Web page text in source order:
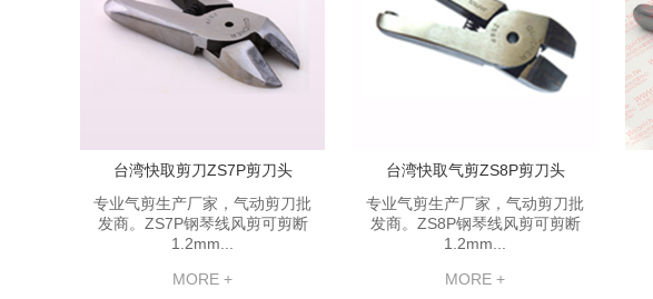
台湾快取剪刀ZS7P剪刀头
专业气剪生产厂家，气动剪刀批
发商。ZS7P钢琴线风剪可剪断
1.2mm...
MORE +
台湾快取气剪ZS8P剪刀头
专业气剪生产厂家，气动剪刀批
发商。ZS8P钢琴线风剪可剪断
1.2mm...
MORE +